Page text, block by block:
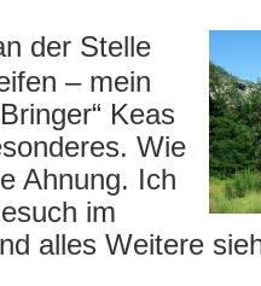
der Stelle
– mein
Keas
Wie
Ahnung. Ich
im
alles Weitere